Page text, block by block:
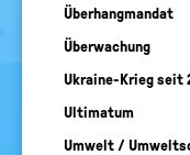
EURE
Überhangmandat
Überwachung
Ukraine-Krieg seit
Ultimatum
Umwelt /